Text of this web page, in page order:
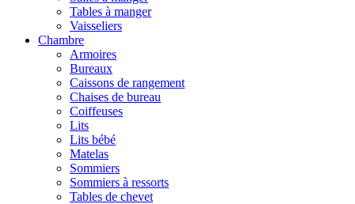
Tables à manger
Vaisseliers
Chambre
Armoires
Bureaux
Caissons de rangement
Chaises de bureau
Coiffeuses
Lits
Lits bébé
Matelas
Sommiers
Sommiers à ressorts
Tables de chevet